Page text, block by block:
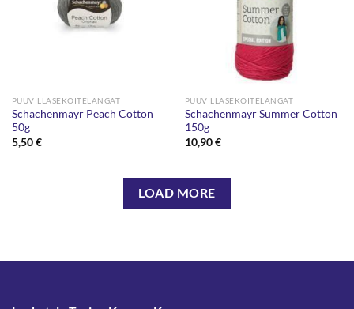
PUUVILLASEKOITELANGAT
Schachenmayr Peach Cotton
50g
5,50€
PUUVILLASEKOITELANGAT
Schachenmayr Summer Cotton
150g
10,90€
LOAD MORE